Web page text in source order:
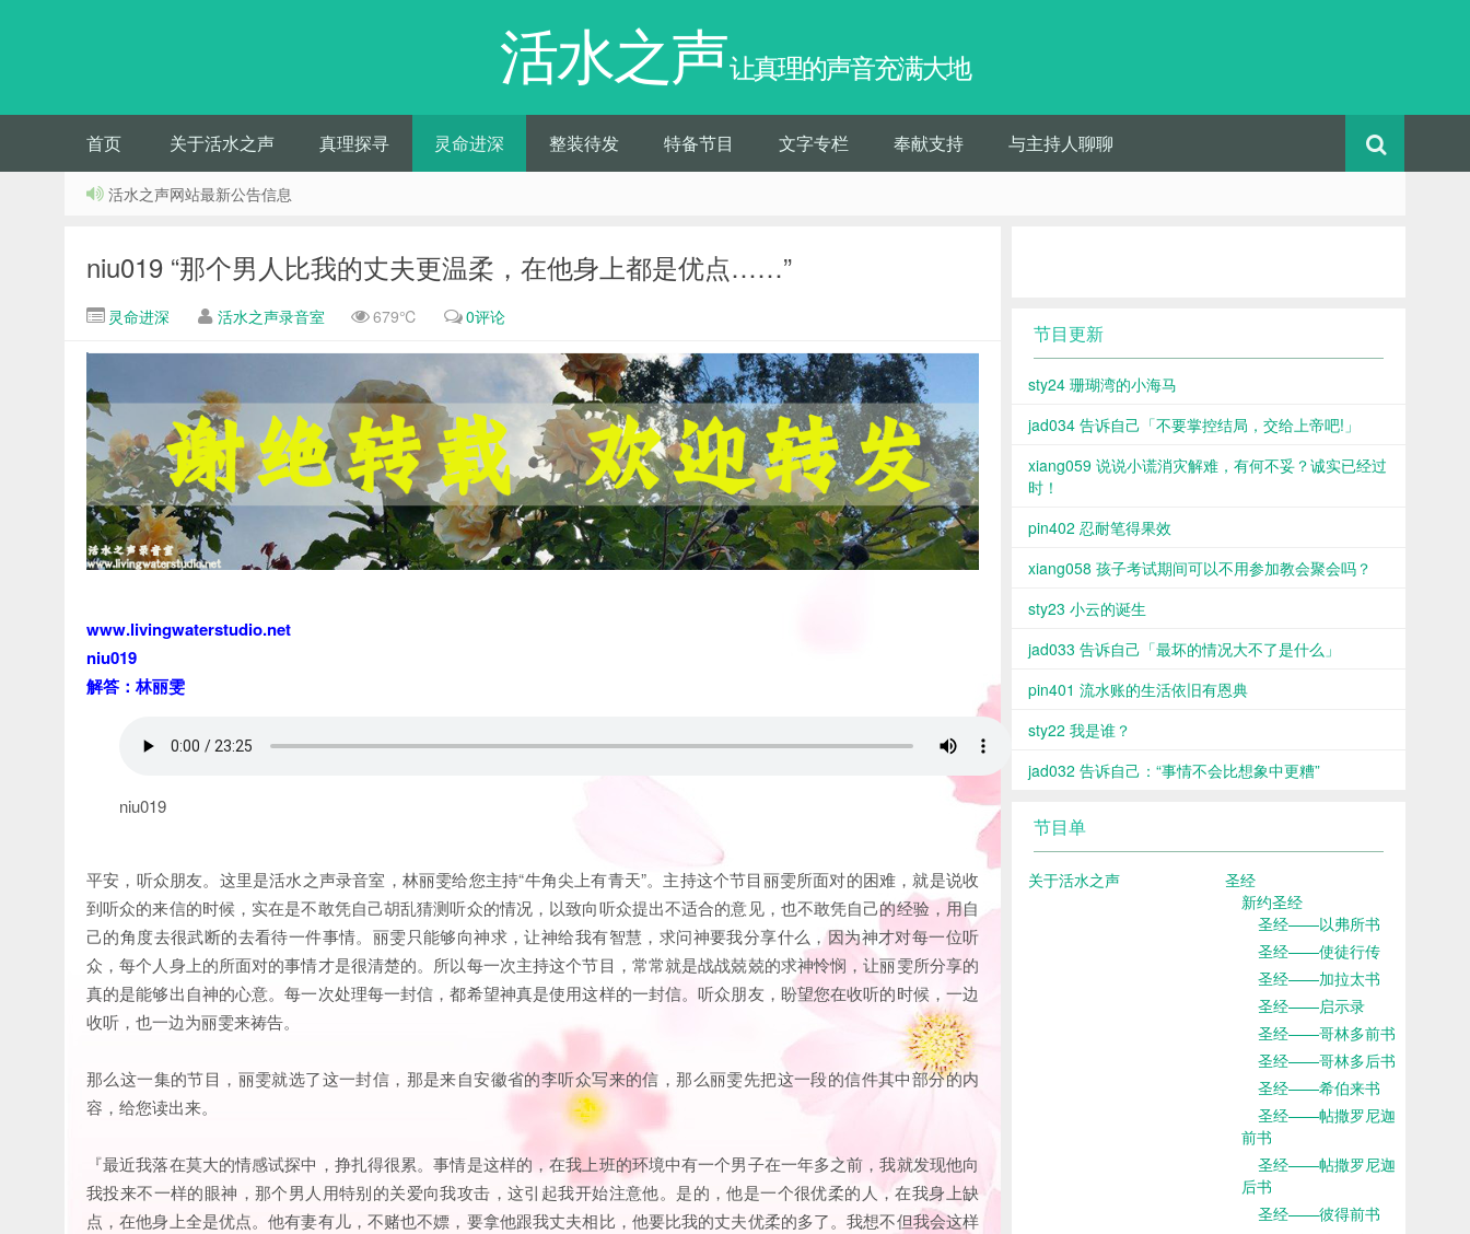
活水之声让真理的声音充满大地
首页 关于活水之声 真理探寻 灵命进深 整装待发 特备节目 文字专栏 奉献支持 与主持人聊聊
活水之声网站最新公告信息
niu019 “那个男人比我的丈夫更温柔，在他身上都是优点……”
灵命进深 活水之声录音室 679℃ 0评论
www.livingwaterstudio.net
niu019
解答：林丽雯
niu019
平安，听众朋友。这里是活水之声录音室，林丽雯给您主持“牛角尖上有青天”。主持这个节目丽雯所面对的困难，就是说收
到听众的来信的时候，实在是不敢凭自己胡乱猜测听众的情况，以致向听众提出不适合的意见，也不敢凭自己的经验，用自
己的角度去很武断的去看待一件事情。丽雯只能够向神求，让神给我有智慧，求问神要我分享什么，因为神才对每一位听
众，每个人身上的所面对的事情才是很清楚的。所以每一次主持这个节目，常常就是战战兢兢的求神怜悯，让丽雯所分享的
真的是能够出自神的心意。每一次处理每一封信，都希望神真是使用这样的一封信。听众朋友，盼望您在收听的时候，一边
收听，也一边为丽雯来祷告。
那么这一集的节目，丽雯就选了这一封信，那是来自安徽省的李听众写来的信，那么丽雯先把这一段的信件其中部分的内
容，给您读出来。
『最近我落在莫大的情感试探中，挣扎得很累。事情是这样的，在我上班的环境中有一个男子在一年多之前，我就发现他向
我投来不一样的眼神，那个男人用特别的关爱向我攻击，这引起我开始注意他。是的，他是一个很优柔的人，在我身上缺
点，在他身上全是优点。他有妻有儿，不赌也不嫖，要拿他跟我丈夫相比，他要比我的丈夫优柔的多了。我想不但我会这样
节目更新
sty24 珊瑚湾的小海马
jad034 告诉自己「不要掌控结局，交给上帝吧!」
xiang059 说说小谎消灾解难，有何不妥？诚实已经过
时！
pin402 忍耐笔得果效
xiang058 孩子考试期间可以不用参加教会聚会吗？
sty23 小云的诞生
jad033 告诉自己「最坏的情况大不了是什么」
pin401 流水账的生活依旧有恩典
sty22 我是谁？
jad032 告诉自己：“事情不会比想象中更糟”
节目单
关于活水之声
圣经
新约圣经
圣经——以弗所书
圣经——使徒行传
圣经——加拉太书
圣经——启示录
圣经——哥林多前书
圣经——哥林多后书
圣经——希伯来书
圣经——帖撒罗尼迦
前书
圣经——帖撒罗尼迦
后书
圣经——彼得前书